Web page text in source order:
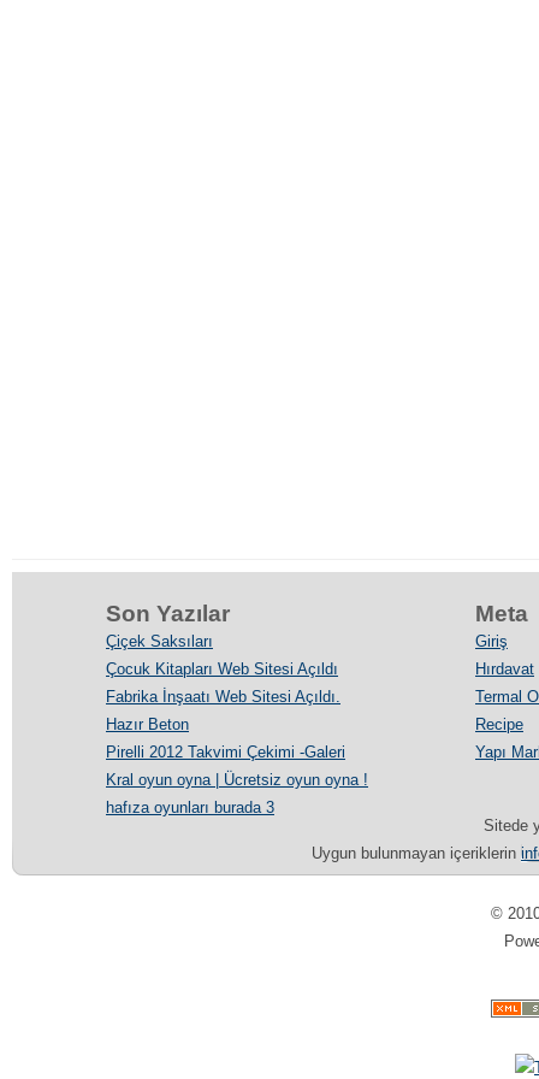
Son Yazılar
Çiçek Saksıları
Çocuk Kitapları Web Sitesi Açıldı
Fabrika İnşaatı Web Sitesi Açıldı.
Hazır Beton
Pirelli 2012 Takvimi Çekimi -Galeri
Kral oyun oyna | Ücretsiz oyun oyna !
hafıza oyunları burada 3
Meta
Giriş
Hırdavat
Termal
Recipe
Yapı
Sitede
Uygun bulunmayan içeriklerin
©